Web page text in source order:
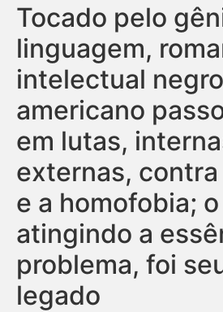
Tocado pelo
linguagem,
intelectual negro
americano
em lutas,
externas,
e a homofobia;
atingindo a
problema, foi
legado